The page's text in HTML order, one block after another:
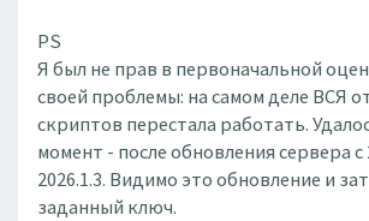
PS
Я был не прав в первоначальной
своей проблемы: на самом деле ВСЯ
скриптов перестала работать.
момент - после обновления сервера с
2026.1.3. Видимо это обновление и
заданный ключ.